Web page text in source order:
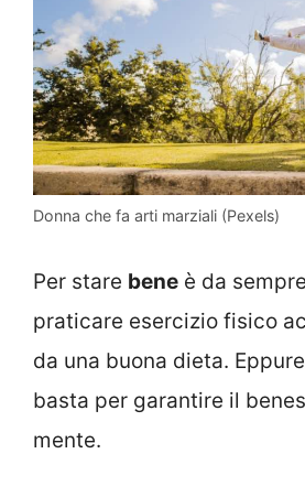
Donna che fa arti marziali (Pexels)
Per stare bene è da
praticare esercizio fisico
da una buona dieta.
basta per garantire il
mente.